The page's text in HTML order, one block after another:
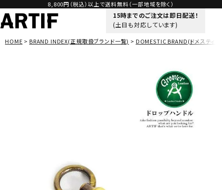
8,800円（税込）以上で送料無料（一部地域を除く）
15時までのご注文は即日配送！
(土日も対応しています)
HOME BRAND INDEX(正規取扱ブランド一覧) DOMESTIC BRAND(ドメスティッ